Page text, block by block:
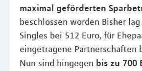
maximal geförderten
beschlossen worden Bisher
Singles bei 512 Euro, für
eingetragene Partnerschaften
Nun sind hingegen bis zu 700